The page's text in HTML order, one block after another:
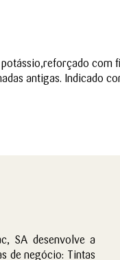
com
antigas. Indicado
SA desenvolve a
de negócio: Tintas